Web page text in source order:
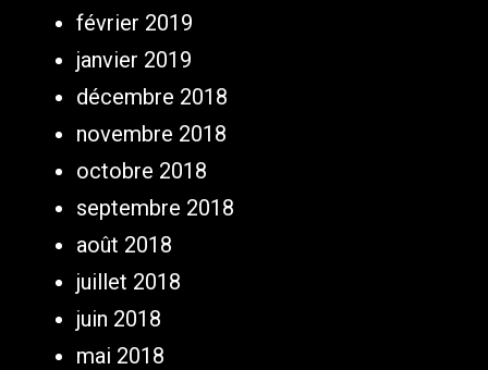
février 2019
janvier 2019
décembre 2018
novembre 2018
octobre 2018
septembre 2018
août 2018
juillet 2018
juin 2018
mai 2018